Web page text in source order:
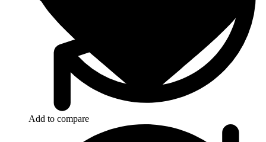
Add to compare